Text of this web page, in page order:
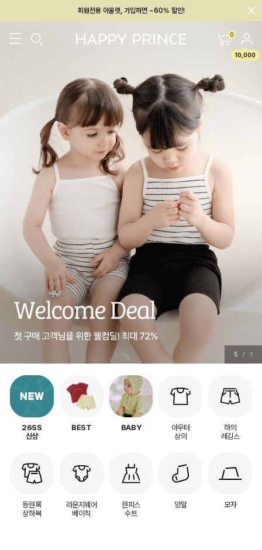
멤버십 최대 28,000원 혜택
0
10,000
6 / 7
26SS
신상
BEST BABY
아우터
상의
하의
레깅스
등원룩
상하복
라운지웨어
베이직
원피스
수트
양말 모자